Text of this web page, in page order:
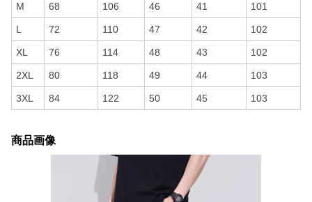
M 68 106 46 41 101
L 72 110 47 42 102
XL 76 114 48 43 102
2XL 80 118 49 44 103
3XL 84 122 50 45 103
商品画像